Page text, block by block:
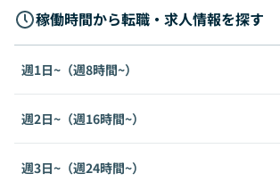
稼働時間から転職・求人情報を探す
週1日~（週8時間~）
週2日~（週16時間~）
週3日~（週24時間~）